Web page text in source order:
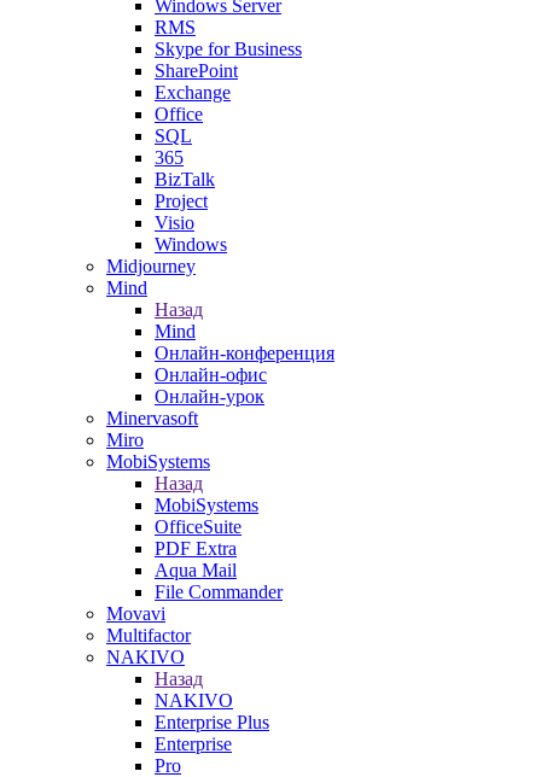
Windows Server
RMS
Skype for Business
SharePoint
Exchange
Office
SQL
365
BizTalk
Project
Visio
Windows
Midjourney
Mind
Назад
Mind
Онлайн-конференция
Онлайн-офис
Онлайн-урок
Minervasoft
Miro
MobiSystems
Назад
MobiSystems
OfficeSuite
PDF Extra
Aqua Mail
File Commander
Movavi
Multifactor
NAKIVO
Назад
NAKIVO
Enterprise Plus
Enterprise
Pro